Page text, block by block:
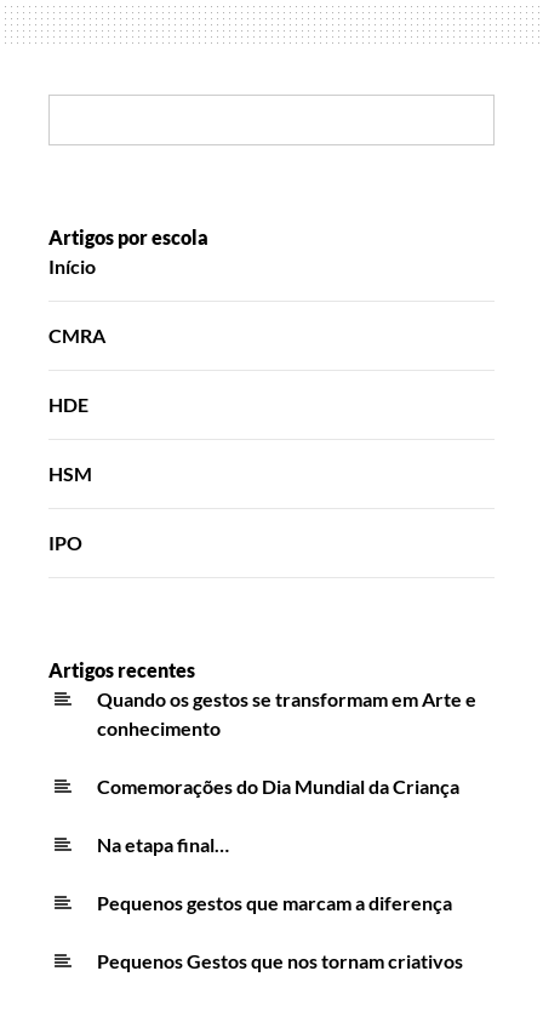
é
que
gente
Artigos por escola
Início
CMRA
HDE
HSM
IPO
Artigos recentes
Quando os gestos se transformam em Arte e
conhecimento
Comemorações do Dia Mundial da Criança
Na etapa final…
Pequenos gestos que marcam a diferença
Pequenos Gestos que nos tornam criativos